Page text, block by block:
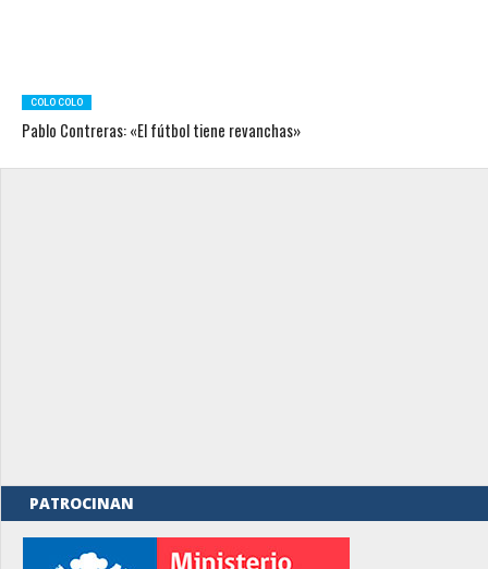
COLO COLO
Pablo Contreras: «El fútbol tiene revanchas»
PATROCINAN